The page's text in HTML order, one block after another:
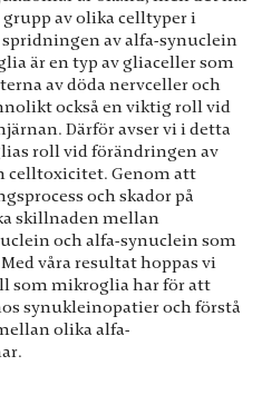
av olika celltyper i
av alfa-synuclein
är en typ av gliaceller som
av döda nervceller och
också en viktig roll vid
Därför avser vi i detta
roll vid förändringen av
celltoxicitet. Genom att
och skador på
skillnaden mellan
och alfa-synuclein som
våra resultat hoppas vi
som mikroglia har för att
synukleinopatier och förstå
olika alfa-